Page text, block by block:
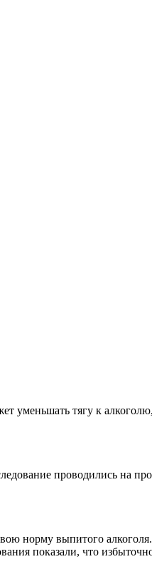
тягу к
проводились на
норму выпитого
показали, что